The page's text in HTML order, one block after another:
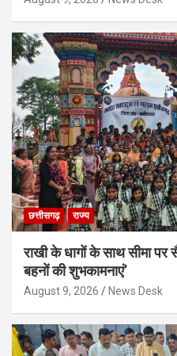
छत्तीसगढ़ राज्य
राखी के धागों के साथ सीमा पर
बहनों की शुभकामनाएं’
August 9, 2026 News Desk